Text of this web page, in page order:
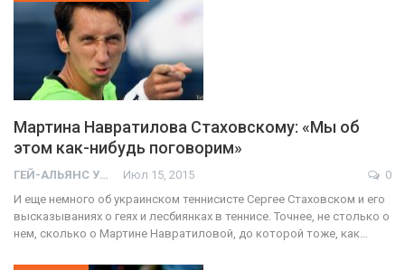
Мартина Навратилова Стаховскому: «Мы об
этом как-нибудь поговорим»
ГЕЙ-АЛЬЯНС УКРАИНА Июл 15, 2015
0
И еще немного об украинском теннисисте Сергее Стаховском и его
высказываниях о геях и лесбиянках в теннисе. Точнее, не столько о
нем, сколько о Мартине Навратиловой, до которой тоже, как…